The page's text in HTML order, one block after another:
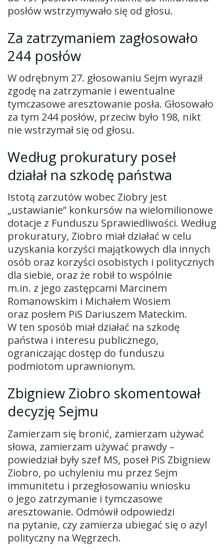
posłów wstrzymywało się od głosu.
Za zatrzymaniem zagłosowało
244 posłów
W odrębnym 27. głosowaniu Sejm wyraził
zgodę na zatrzymanie i ewentualne
tymczasowe aresztowanie posła. Głosowało
za tym 244 posłów, przeciw było 198, nikt
nie wstrzymał się od głosu.
Według prokuratury poseł
działał na szkodę państwa
Istotą zarzutów wobec Ziobry jest
„ustawianie” konkursów na wielomilionowe
dotacje z Funduszu Sprawiedliwości. Według
prokuratury, Ziobro miał działać w celu
uzyskania korzyści majątkowych dla innych
osób oraz korzyści osobistych i politycznych
dla siebie, oraz że robił to wspólnie
m.in. z jego zastępcami Marcinem
Romanowskim i Michałem Wosiem
oraz posłem PiS Dariuszem Mateckim.
W ten sposób miał działać na szkodę
państwa i interesu publicznego,
ograniczając dostęp do funduszu
podmiotom uprawnionym.
Zbigniew Ziobro skomentował
decyzję Sejmu
Zamierzam się bronić, zamierzam używać
słowa, zamierzam używać prawdy –
powiedział były szef MS, poseł PiS Zbigniew
Ziobro, po uchyleniu mu przez Sejm
immunitetu i przegłosowaniu wniosku
o jego zatrzymanie i tymczasowe
aresztowanie. Odmówił odpowiedzi
na pytanie, czy zamierza ubiegać się o azyl
polityczny na Węgrzech.